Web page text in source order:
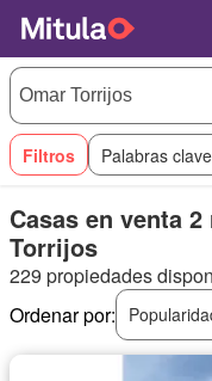
Filtros Palabras clave
Casas en venta
Torrijos
229 propiedades
Ordenar por: